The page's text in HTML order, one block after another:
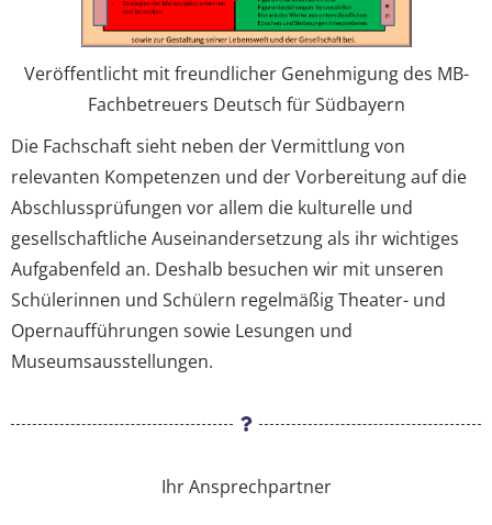
Veröffentlicht mit freundlicher Genehmigung des MB-
Fachbetreuers Deutsch für Südbayern
Die Fachschaft sieht neben der Vermittlung von
relevanten Kompetenzen und der Vorbereitung auf die
Abschlussprüfungen vor allem die kulturelle und
gesellschaftliche Auseinandersetzung als ihr wichtiges
Aufgabenfeld an. Deshalb besuchen wir mit unseren
Schülerinnen und Schülern regelmäßig Theater- und
Opernaufführungen sowie Lesungen und
Museumsausstellungen.
Ihr Ansprechpartner